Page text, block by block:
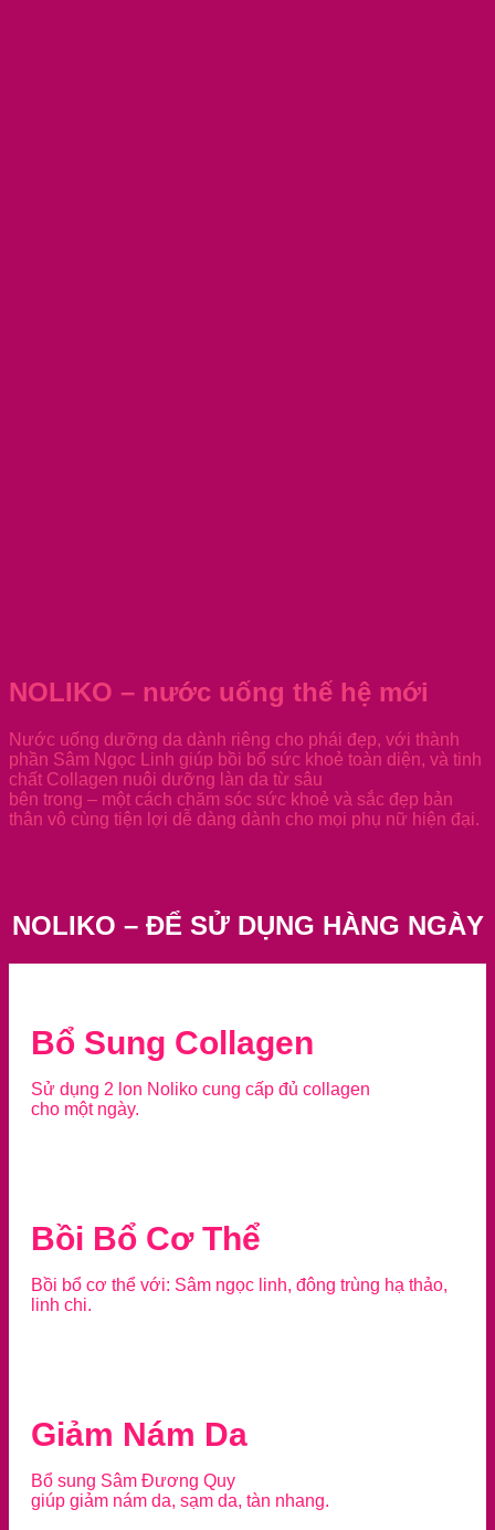
NOLIKO – nước uống thế hệ mới
Nước uống dưỡng da dành riêng cho phái đẹp, với thành
phần Sâm Ngọc Linh giúp bồi bổ sức khoẻ toàn diện, và tinh
chất Collagen nuôi dưỡng làn da từ sâu
bên trong – một cách chăm sóc sức khoẻ và sắc đẹp bản
thân vô cùng tiện lợi dễ dàng dành cho mọi phụ nữ hiện đại.
NOLIKO – ĐỂ SỬ DỤNG HÀNG NGÀY
Bổ Sung Collagen
Sử dụng 2 lon Noliko cung cấp đủ collagen
cho một ngày.
Bồi Bổ Cơ Thể
Bồi bổ cơ thể với: Sâm ngọc linh, đông trùng hạ thảo,
linh chi.
Giảm Nám Da
Bổ sung Sâm Đương Quy
giúp giảm nám da, sạm da, tàn nhang.